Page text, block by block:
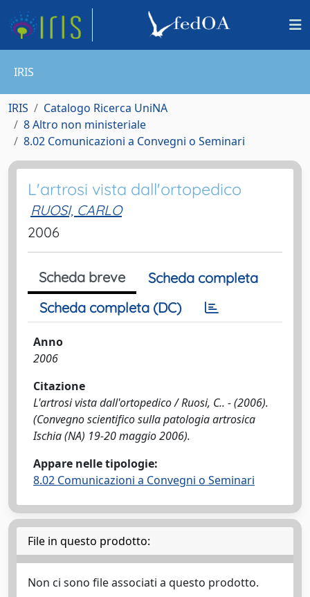
IRIS
IRIS
Catalogo Ricerca UniNA
8 Altro non ministeriale
8.02 Comunicazioni a Convegni o Seminari
L'artrosi vista dall'ortopedico
RUOSI, CARLO
2006
Scheda breve
Scheda completa
Scheda completa (DC)
Anno
2006
Citazione
L'artrosi vista dall'ortopedico / Ruosi, C.. - (2006).
(Convegno scientifico sulla patologia artrosica
Ischia (NA) 19-20 maggio 2006).
Appare nelle tipologie:
8.02 Comunicazioni a Convegni o Seminari
File in questo prodotto:
Non ci sono file associati a questo prodotto.